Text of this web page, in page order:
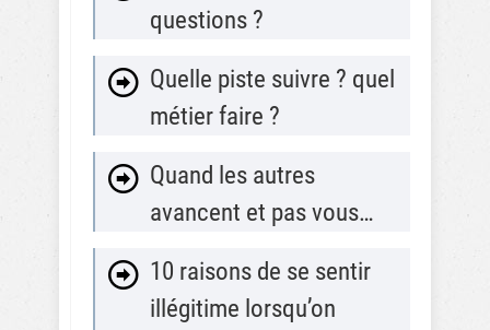
questions ?
Quelle piste suivre ? quel
métier faire ?
Quand les autres
avancent et pas vous…
10 raisons de se sentir
illégitime lorsqu’on